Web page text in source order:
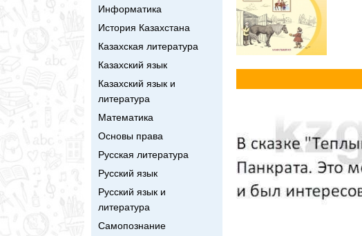
Информатика
История Казахстана
Казахская литература
Казахский язык
Казахский язык и
литература
Математика
Основы права
Русская литература
Русский язык
Русский язык и
литература
Самопознание